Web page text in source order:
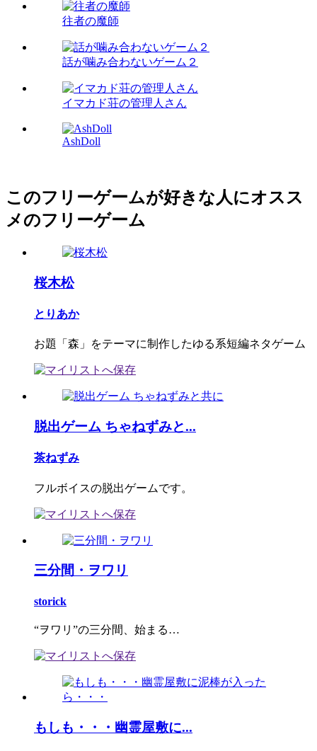
往者の魔師
話が噛み合わないゲーム２
イマカド荘の管理人さん
AshDoll
このフリーゲームが好きな人にオスス
メのフリーゲーム
桜木松
とりあか
お題「森」をテーマに制作したゆる系短編ネタゲーム
脱出ゲーム ちゃねずみと...
茶ねずみ
フルボイスの脱出ゲームです。
三分間・ヲワリ
storick
“ヲワリ”の三分間、始まる…
もしも・・・幽霊屋敷に...